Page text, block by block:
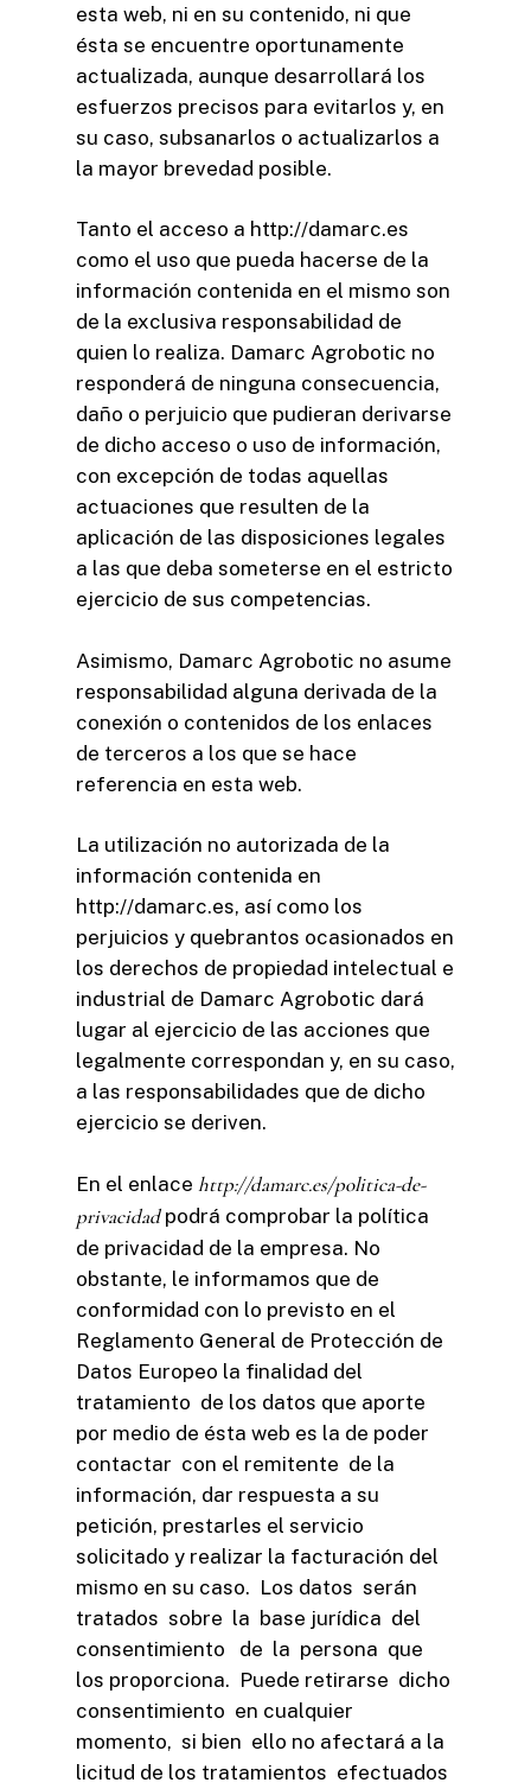
esta web, ni en su contenido, ni que
ésta se encuentre oportunamente
actualizada, aunque desarrollará los
esfuerzos precisos para evitarlos y, en
su caso, subsanarlos o actualizarlos a
la mayor brevedad posible.
Tanto el acceso a http://damarc.es
como el uso que pueda hacerse de la
información contenida en el mismo son
de la exclusiva responsabilidad de
quien lo realiza. Damarc Agrobotic no
responderá de ninguna consecuencia,
daño o perjuicio que pudieran derivarse
de dicho acceso o uso de información,
con excepción de todas aquellas
actuaciones que resulten de la
aplicación de las disposiciones legales
a las que deba someterse en el estricto
ejercicio de sus competencias.
Asimismo, Damarc Agrobotic no asume
responsabilidad alguna derivada de la
conexión o contenidos de los enlaces
de terceros a los que se hace
referencia en esta web.
La utilización no autorizada de la
información contenida en
http://damarc.es, así como los
perjuicios y quebrantos ocasionados en
los derechos de propiedad intelectual e
industrial de Damarc Agrobotic dará
lugar al ejercicio de las acciones que
legalmente correspondan y, en su caso,
a las responsabilidades que de dicho
ejercicio se deriven.
En el enlace http://damarc.es/politica-de-
privacidadpodrá comprobar la política
de privacidad de la empresa. No
obstante, le informamos que de
conformidad con lo previsto en el
Reglamento General de Protección de
Datos Europeo la finalidad del
tratamiento de los datos que aporte
por medio de ésta web es la de poder
contactar con el remitente de la
información, dar respuesta a su
petición, prestarles el servicio
solicitado y realizar la facturación del
mismo en su caso. Los datos serán
tratados sobre la base jurídica del
consentimiento de la persona que
los proporciona. Puede retirarse dicho
consentimiento en cualquier
momento, si bien ello no afectará a la
licitud de los tratamientos efectuados